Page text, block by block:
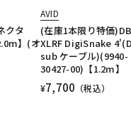
クタ
】(オ
AVID
(在庫1本限り特価
XLRF DigiSnake
sub ケーブル)(9940-
30427-00)【1.2m】
¥7,700 （税込）